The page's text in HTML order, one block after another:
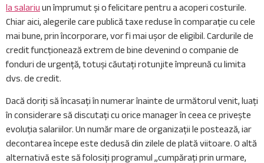
la salariu un împrumut și o felicitare pentru a acoperi costurile.
Chiar aici, alegerile care publică taxe reduse în comparație cu cele
mai bune, prin încorporare, vor fi mai ușor de eligibil. Cardurile de
credit funcționează extrem de bine devenind o companie de
fonduri de urgență, totuși căutați rotunjite împreună cu limita
dvs. de credit.
Dacă doriți să încasați în numerar înainte de următorul venit, luați
în considerare să discutați cu orice manager în ceea ce privește
evoluția salariilor. Un număr mare de organizații le postează, iar
decontarea începe este dedusă din zilele de plată viitoare. O altă
alternativă este să folosiți programul „cumpărați prin urmare,